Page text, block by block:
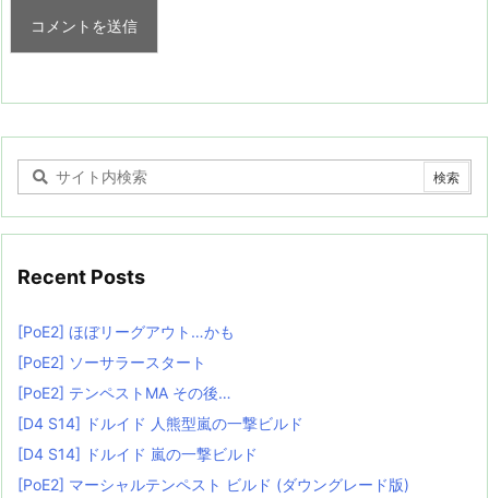
Recent Posts
[PoE2] ほぼリーグアウト…かも
[PoE2] ソーサラースタート
[PoE2] テンペストMA その後…
[D4 S14] ドルイド 人熊型嵐の一撃ビルド
[D4 S14] ドルイド 嵐の一撃ビルド
[PoE2] マーシャルテンペスト ビルド (ダウングレード版)